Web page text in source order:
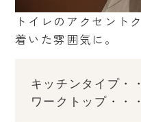
トイレのアクセント
着いた雰囲気に。
キッチンタイプ・
ワークトップ・・